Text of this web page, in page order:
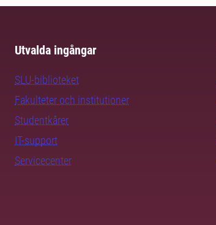
Utvalda ingångar
SLU-biblioteket
Fakulteter och institutioner
Studentkårer
IT-support
Servicecenter